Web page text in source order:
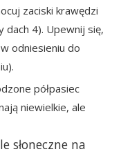
zaciski krawędzi
dach 4). Upewnij się,
odniesieniu do
półpasiec
niewielkie, ale
słoneczne na